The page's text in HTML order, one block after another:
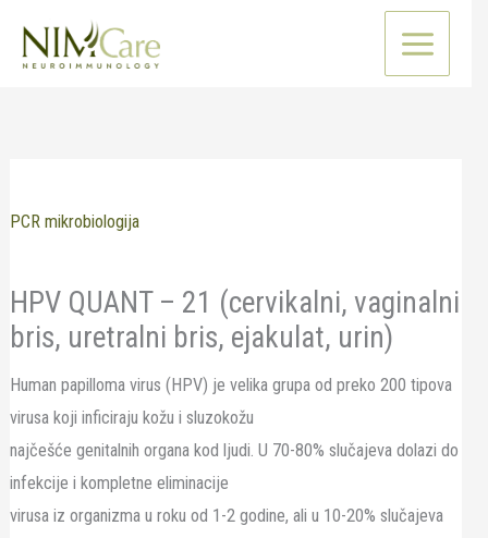
PCR mikrobiologija
HPV QUANT – 21 (cervikalni, vaginalni
bris, uretralni bris, ejakulat, urin)
Human papilloma virus (HPV) je velika grupa od preko 200 tipova
virusa koji inficiraju kožu i sluzokožu
najčešće genitalnih organa kod ljudi. U 70-80% slučajeva dolazi do
infekcije i kompletne eliminacije
virusa iz organizma u roku od 1-2 godine, ali u 10-20% slučajeva